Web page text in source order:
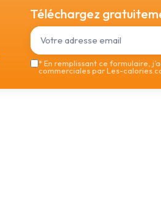
Téléchargez
*En remplissant ce formulaire,
commerciales par Les-